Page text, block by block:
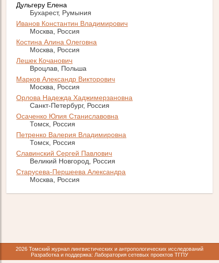
Дульгеру Елена
Бухарест, Румыния
Иванов Константин Владимирович
Москва, Россия
Костина Алина Олеговна
Москва, Россия
Лешек Кочанович
Вроцлав, Польша
Марков Александр Викторович
Москва, Россия
Орлова Надежда Хаджимерзановна
Санкт-Петербург, Россия
Осаченко Юлия Станиславовна
Томск, Россия
Петренко Валерия Владимировна
Томск, Россия
Славинский Сергей Павлович
Великий Новгород, Россия
Старусева-Першеева Александра
Москва, Россия
2026 Томский журнал лингвистических и антропологических исследований
Разработка и поддержка: Лаборатория сетевых проектов ТГПУ